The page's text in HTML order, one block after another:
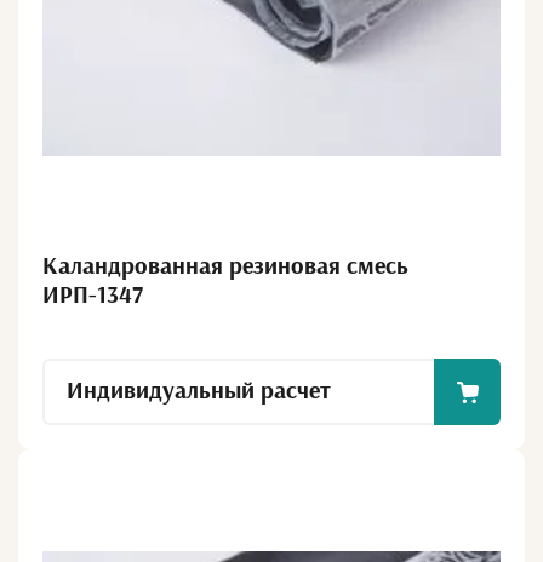
Каландрованная резиновая смесь
ИРП-1347
Индивидуальный расчет